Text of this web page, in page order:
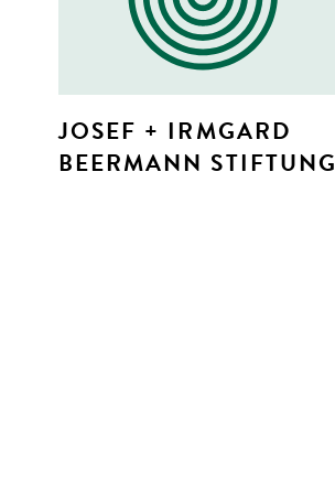
JOSEF + IRMGARD
BEERMANN STIFTUNG